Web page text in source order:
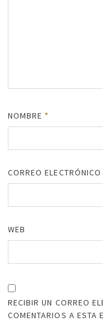
NOMBRE *
CORREO ELECTRÓNICO
WEB
RECIBIR UN CORREO
COMENTARIOS A ESTA